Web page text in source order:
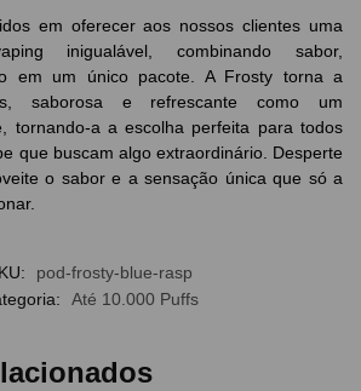
em oferecer aos nossos clientes uma
inigualável, combinando sabor,
em um único pacote. A Frosty torna a
saborosa e refrescante como um
tornando-a a escolha perfeita para todos
que buscam algo extraordinário. Desperte
o sabor e a sensação única que só a
pod-frosty-blue-rasp
Até 10.000 Puffs